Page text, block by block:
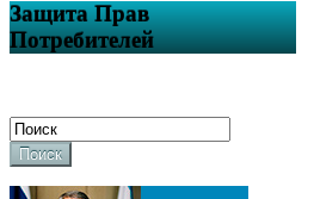
Защита Прав
Потребителей
Поиск